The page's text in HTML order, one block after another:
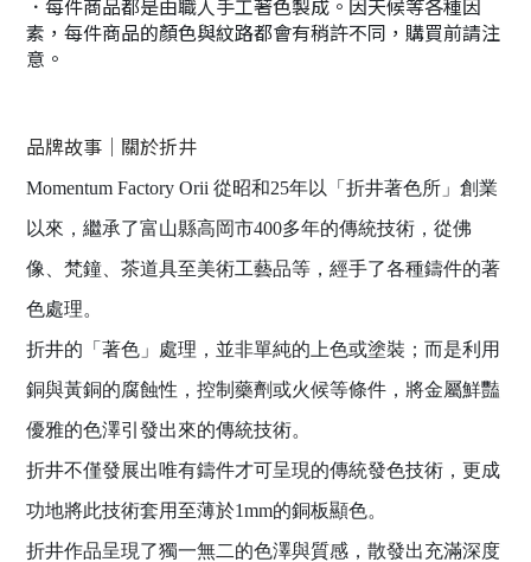
．每件商品都是由職人手工著色製成。因天候等各種因
素，每件商品的顏色與紋路都會有稍許不同，購買前請注
意。
品牌故事｜關於折井
Momentum Factory Orii 從昭和25年以「折井著色所」創業
以來，繼承了富山縣高岡市400多年的傳統技術，從佛
像、梵鐘、茶道具至美術工藝品等，經手了各種鑄件的著
色處理。
折井的「著色」處理，並非單純的上色或塗裝；而是利用
銅與黃銅的腐蝕性，控制藥劑或火候等條件，將金屬鮮豔
優雅的色澤引發出來的傳統技術。
折井不僅發展出唯有鑄件才可呈現的傳統發色技術，更成
功地將此技術套用至薄於1mm的銅板顯色。
折井作品呈現了獨一無二的色澤與質感，散發出充滿深度